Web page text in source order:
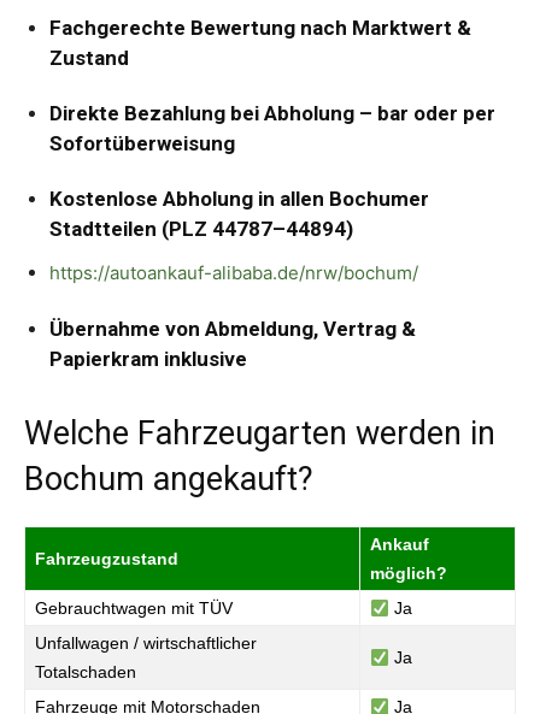
Fachgerechte Bewertung nach Marktwert &
Zustand
Direkte Bezahlung bei Abholung – bar oder per
Sofortüberweisung
Kostenlose Abholung in allen Bochumer
Stadtteilen (PLZ 44787–44894)
https://autoankauf-alibaba.de/nrw/bochum/
Übernahme von Abmeldung, Vertrag &
Papierkram inklusive
Welche Fahrzeugarten werden in
Bochum angekauft?
Fahrzeugzustand
Ankauf
möglich?
Gebrauchtwagen mit TÜV
Ja
Unfallwagen / wirtschaftlicher
Totalschaden
Ja
Fahrzeuge mit Motorschaden Ja